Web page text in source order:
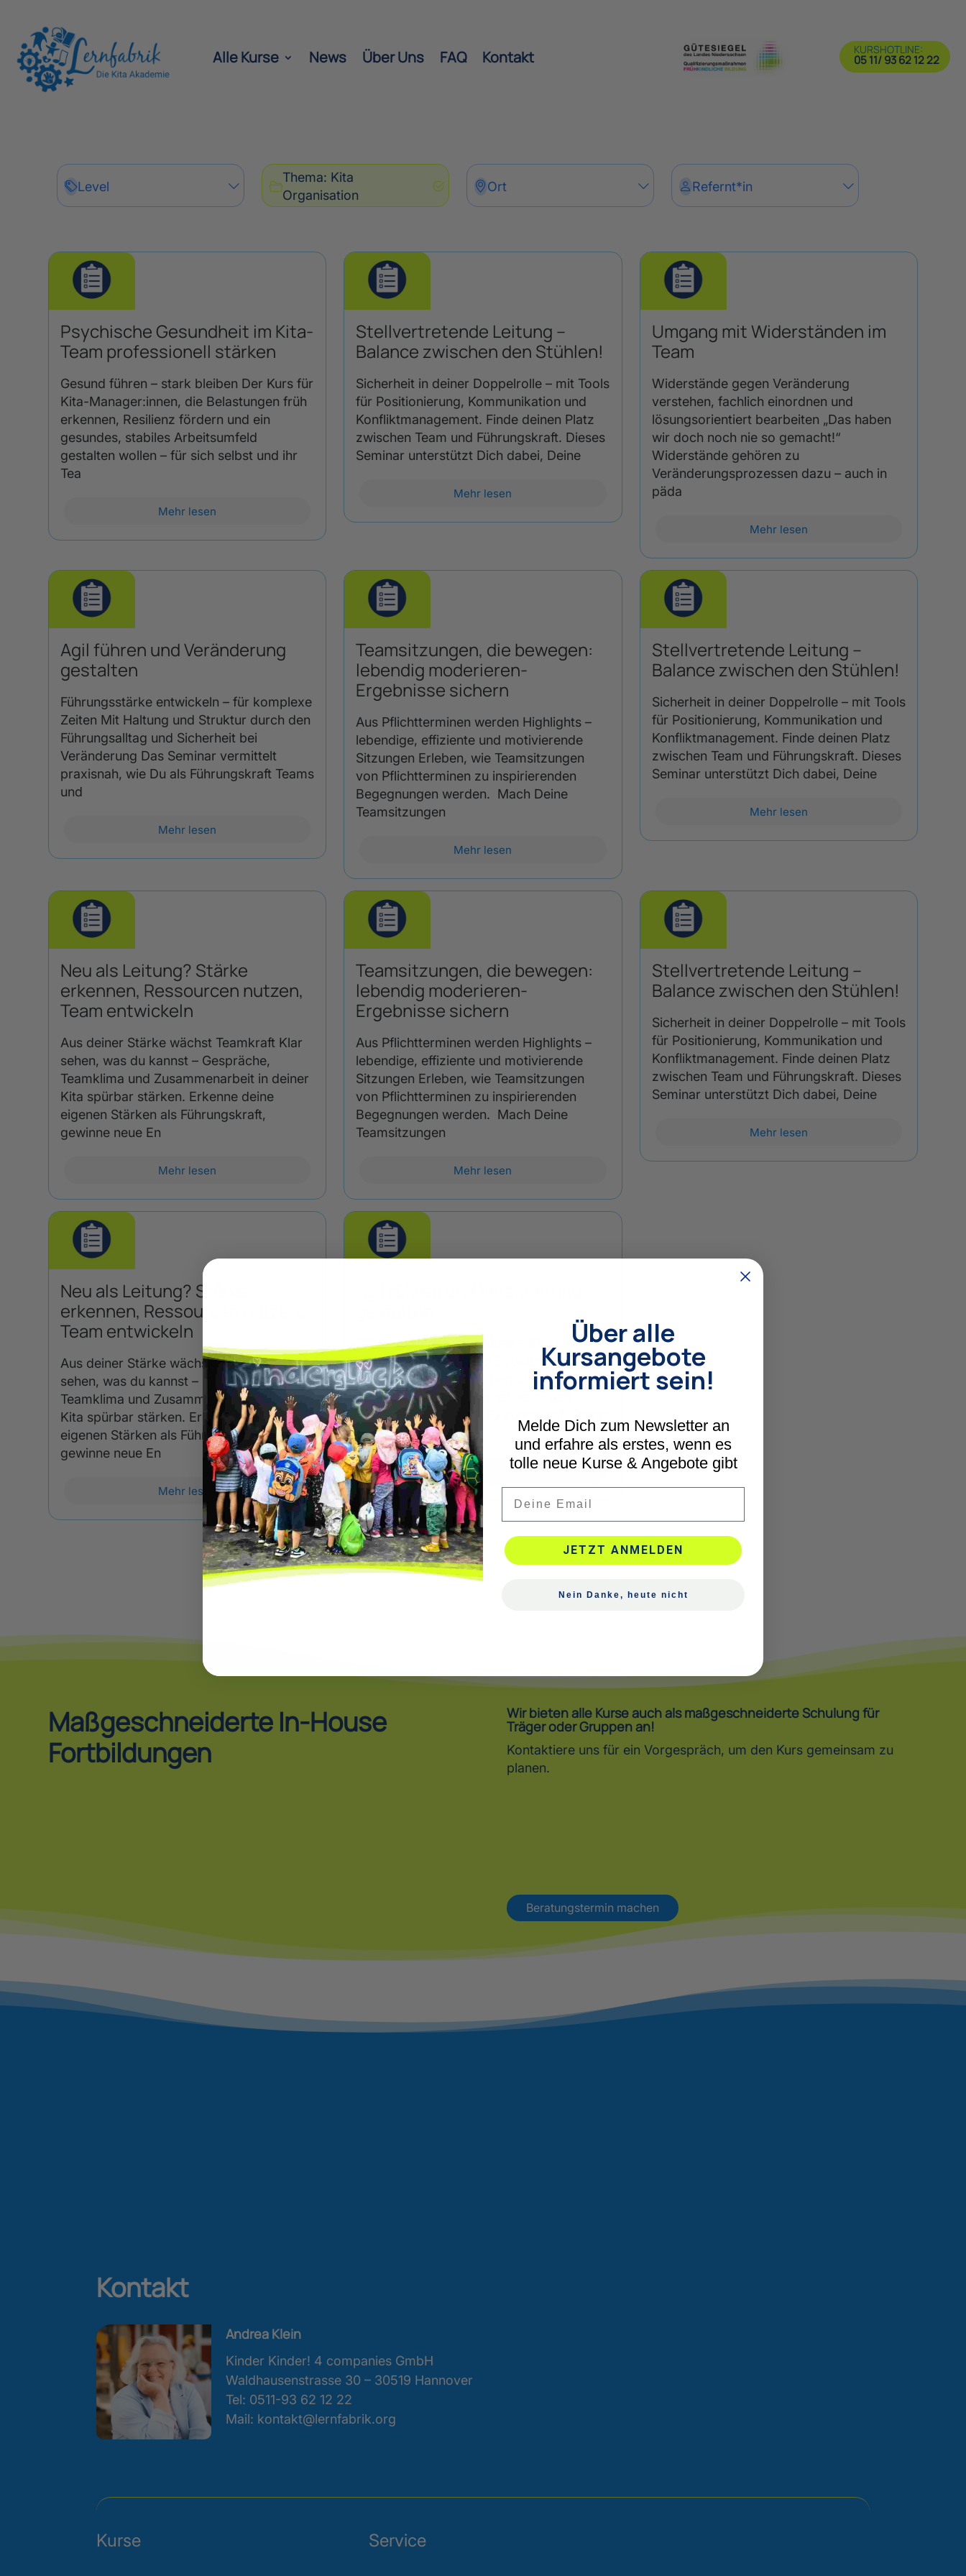
Alle Kurse News Über Uns FAQ Kontakt KURSHOTLINE:
05 11/ 93 62 12 22
Level
Thema: Kita
Organisation
Ort Refernt*in
Psychische Gesundheit im Kita-
Team professionell stärken
Gesund führen – stark bleiben Der Kurs für
Kita-Manager:innen, die Belastungen früh
erkennen, Resilienz fördern und ein
gesundes, stabiles Arbeitsumfeld
gestalten wollen – für sich selbst und ihr
Tea
Mehr lesen
Stellvertretende Leitung –
Balance zwischen den Stühlen!
Sicherheit in deiner Doppelrolle – mit Tools
für Positionierung, Kommunikation und
Konfliktmanagement. Finde deinen Platz
zwischen Team und Führungskraft. Dieses
Seminar unterstützt Dich dabei, Deine
Mehr lesen
Umgang mit Widerständen im
Team
Widerstände gegen Veränderung
verstehen, fachlich einordnen und
lösungsorientiert bearbeiten „Das haben
wir doch noch nie so gemacht!“
Widerstände gehören zu
Veränderungsprozessen dazu – auch in
päda
Mehr lesen
Agil führen und Veränderung
gestalten
Führungsstärke entwickeln – für komplexe
Zeiten Mit Haltung und Struktur durch den
Führungsalltag und Sicherheit bei
Veränderung Das Seminar vermittelt
praxisnah, wie Du als Führungskraft Teams
und
Mehr lesen
Teamsitzungen, die bewegen:
lebendig moderieren-
Ergebnisse sichern
Aus Pflichtterminen werden Highlights –
lebendige, effiziente und motivierende
Sitzungen Erleben, wie Teamsitzungen
von Pflichtterminen zu inspirierenden
Begegnungen werden. Mach Deine
Teamsitzungen
Mehr lesen
Stellvertretende Leitung –
Balance zwischen den Stühlen!
Sicherheit in deiner Doppelrolle – mit Tools
für Positionierung, Kommunikation und
Konfliktmanagement. Finde deinen Platz
zwischen Team und Führungskraft. Dieses
Seminar unterstützt Dich dabei, Deine
Mehr lesen
Neu als Leitung? Stärke
erkennen, Ressourcen nutzen,
Team entwickeln
Aus deiner Stärke wächst Teamkraft Klar
sehen, was du kannst – Gespräche,
Teamklima und Zusammenarbeit in deiner
Kita spürbar stärken. Erkenne deine
eigenen Stärken als Führungskraft,
gewinne neue En
Mehr lesen
Teamsitzungen, die bewegen:
lebendig moderieren-
Ergebnisse sichern
Aus Pflichtterminen werden Highlights –
lebendige, effiziente und motivierende
Sitzungen Erleben, wie Teamsitzungen
von Pflichtterminen zu inspirierenden
Begegnungen werden. Mach Deine
Teamsitzungen
Mehr lesen
Stellvertretende Leitung –
Balance zwischen den Stühlen!
Sicherheit in deiner Doppelrolle – mit Tools
für Positionierung, Kommunikation und
Konfliktmanagement. Finde deinen Platz
zwischen Team und Führungskraft. Dieses
Seminar unterstützt Dich dabei, Deine
Mehr lesen
Neu als Leitung? Stärke
erkennen, Ressourcen nutzen,
Team entwickeln
Aus deiner Stärke wächst Teamkraft Klar
sehen, was du kannst – Gespräche,
Teamklima und Zusammenarbeit in deiner
Kita spürbar stärken. Erkenne deine
eigenen Stärken als Führungskraft,
gewinne neue En
Mehr lesen
Führungsstärke entwickeln – für komplexe
Zeiten Mit Haltung und Struktur durch den
Führungsalltag und Sicherheit bei
Veränderung Das Seminar vermittelt
praxisnah, wie Du als Führungskraft Teams
und
Mehr lesen
Maßgeschneiderte In-House
Fortbildungen
Wir bieten alle Kurse auch als maßgeschneiderte Schulung für
Träger oder Gruppen an!
Kontaktiere uns für ein Vorgespräch, um den Kurs gemeinsam zu
planen.
Beratungstermin machen
Kontakt
Andrea Klein
Kinder Kinder! 4 companies GmbH
Waldhausenstrasse 30 – 30519 Hannover
Tel: 0511-93 62 12 22
Mail: kontakt@lernfabrik.org
Kurse Service
Über alle
Kursangebote
informiert sein!
Melde Dich zum Newsletter an
und erfahre als erstes, wenn es
tolle neue Kurse & Angebote gibt
JETZT ANMELDEN
Nein Danke, heute nicht